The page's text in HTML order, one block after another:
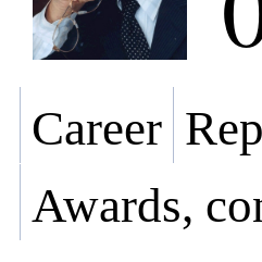
Career
Awards,